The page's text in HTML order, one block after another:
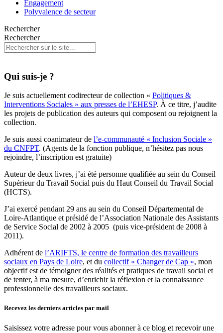
Engagement
Polyvalence de secteur
Rechercher
Rechercher
Qui suis-je ?
Je suis actuellement codirecteur de collection « Politiques &
Interventions Sociales » aux presses de l’EHESP. À ce titre, j’audite
les projets de publication des auteurs qui composent ou rejoignent la
collection.
Je suis aussi coanimateur de l’e-communauté « Inclusion Sociale »
du CNFPT. (Agents de la fonction publique, n’hésitez pas nous
rejoindre, l’inscription est gratuite)
Auteur de deux livres, j’ai été personne qualifiée au sein du Conseil
Supérieur du Travail Social puis du Haut Conseil du Travail Social
(HCTS).
J’ai exercé pendant 29 ans au sein du Conseil Départemental de
Loire-Atlantique et présidé de l’Association Nationale des Assistants
de Service Social de 2002 à 2005 (puis vice-président de 2008 à
2011).
Adhérent de l’ARIFTS, le centre de formation des travailleurs
sociaux en Pays de Loire, et du collectif « Changer de Cap », mon
objectif est de témoigner des réalités et pratiques de travail social et
de tenter, à ma mesure, d’enrichir la réflexion et la connaissance
professionnelle des travailleurs sociaux.
Recevez les derniers articles par mail
Saisissez votre adresse pour vous abonner à ce blog et recevoir une